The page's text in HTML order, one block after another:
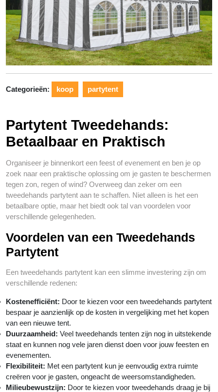
Categorieën: koop partytent
Partytent Tweedehands:
Betaalbaar en Praktisch
Organiseer je binnenkort een feest of evenement en ben je op
zoek naar een praktische oplossing om je gasten te beschermen
tegen zon, regen of wind? Overweeg dan zeker om een
tweedehands partytent aan te schaffen. Niet alleen is het een
betaalbare optie, maar het biedt ook tal van voordelen voor
verschillende gelegenheden.
Voordelen van een Tweedehands
Partytent
Een tweedehands partytent kan een slimme investering zijn om
verschillende redenen:
Kostenefficiënt: Door te kiezen voor een tweedehands partytent
bespaar je aanzienlijk op de kosten in vergelijking met het kopen
van een nieuwe tent.
Duurzaamheid: Veel tweedehands tenten zijn nog in uitstekende
staat en kunnen nog vele jaren dienst doen voor jouw feesten en
evenementen.
Flexibiliteit: Met een partytent kun je eenvoudig extra ruimte
creëren voor je gasten, ongeacht de weersomstandigheden.
Milieubewustzijn: Door te kiezen voor tweedehands draag je bij